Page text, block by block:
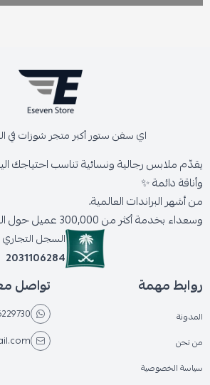
اي سفن ستور أكبر متجر شوزات في
يقدّم ملابس رجالية ونسائية تناسب احتياجك
وأناقة دائمة ✨
من أشهر البراندات العالمية،
وسعداء بخدمة أكثر من 300,000 عميل حول المملكة.
السجل التجاري
2031106284
روابط مهمة
المدونة
من نحن
سياسة الخصوصية
تواصل